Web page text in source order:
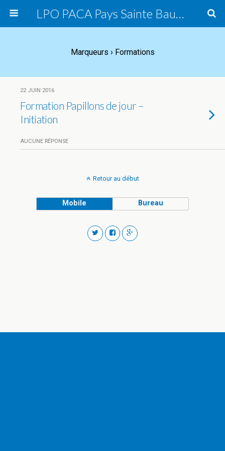
LPO PACA Pays Sainte Baume, groupe local
Marqueurs › Formations
22 JUIN 2016
Formation Papillons de jour –
Initiation
AUCUNE RÉPONSE
Retour au début
Mobile Bureau